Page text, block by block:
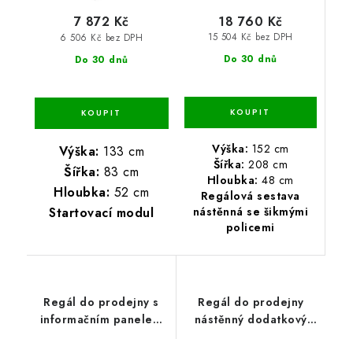
Do 30 dnů
6 506 Kč bez DPH
7 872 Kč
Výška: 133 cm
Šířka: 83 cm
Hloubka: 52 cm
Startovací modul
Do 30 dnů
15 504 Kč bez DPH
18 760 Kč
Výška: 152 cm
Šířka: 208 cm
Hloubka: 48 cm
Regálová sestava
nástěnná se šikmými
policemi
Regál do prodejny s
informačním panelem
Regál do prodejny
nástěnný dodatkový